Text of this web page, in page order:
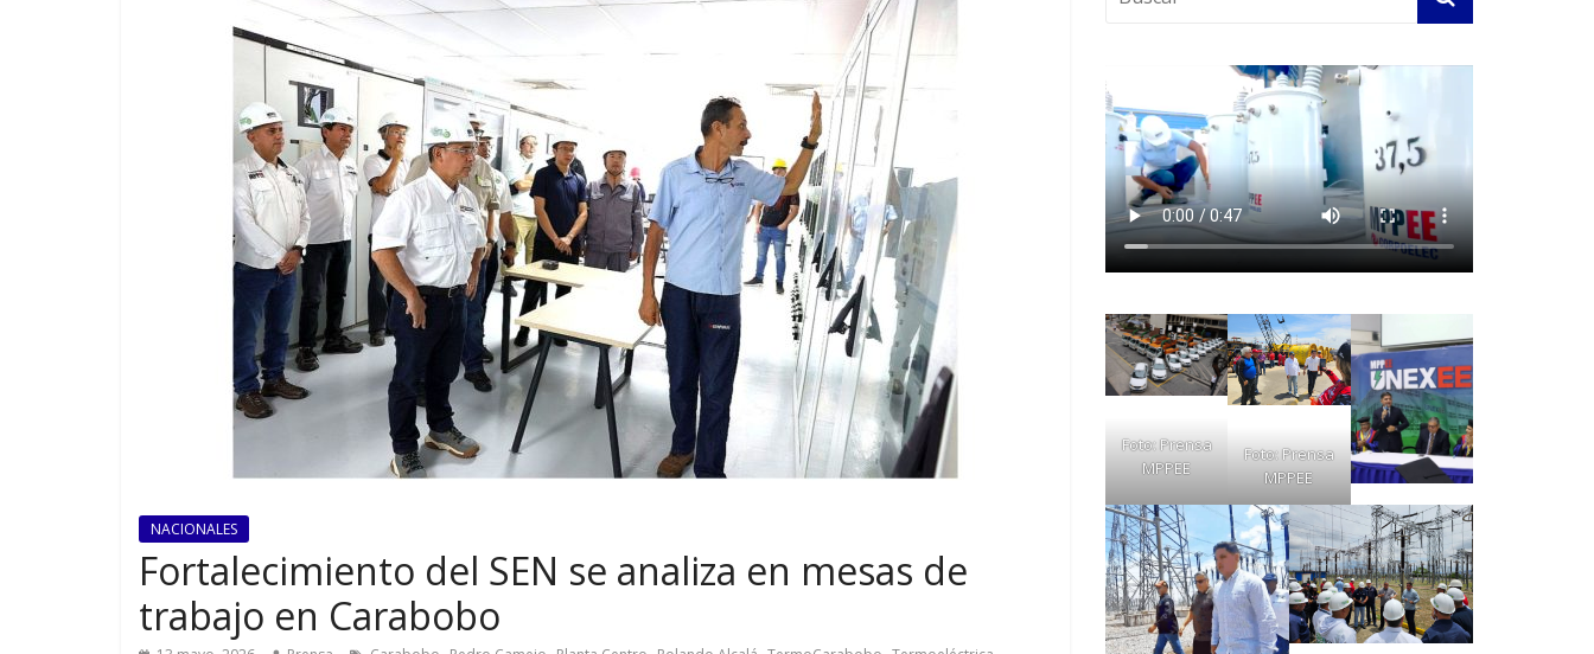
NACIONALES
Fortalecimiento del SEN se analiza en mesas de
trabajo en Carabobo
Foto: Prensa
MPPEE
Foto: Prensa
MPPEE